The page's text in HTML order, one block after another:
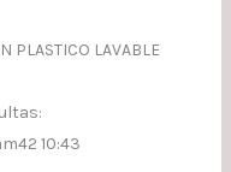
PLASTICO LAVABLE
10:43